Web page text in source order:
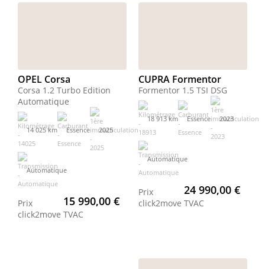
OPEL Corsa
Corsa 1.2 Turbo Edition
Automatique
14 025 km Essence 2025
Automatique
Prix
click2move
15 990,00 €
TVAC
CUPRA Formentor
Formentor 1.5 TSI DSG
18 913 km Essence 2023
Automatique
Prix
click2move
24 990,00 €
TVAC